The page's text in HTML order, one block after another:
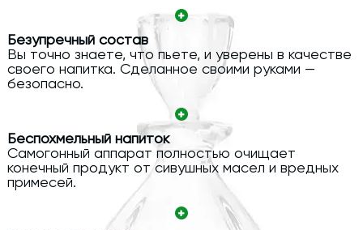
Безупречный состав
Вы точно знаете, что пьете, и уверены в качестве
своего напитка. Сделанное своими руками —
безопасно.
Беспохмельный напиток
Самогонный аппарат полностью очищает
конечный продукт от сивушных масел и вредных
примесей.